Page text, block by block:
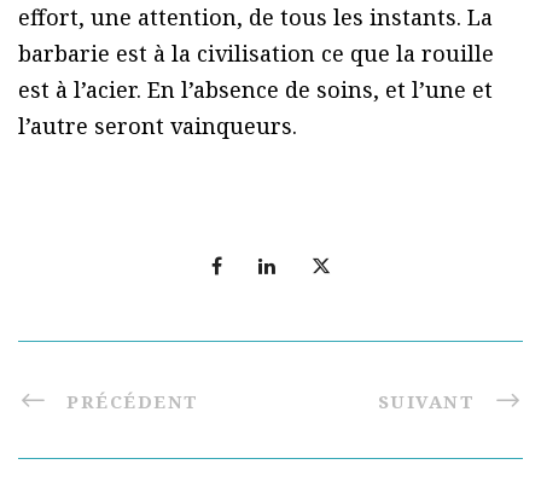
effort, une attention, de tous les instants. La
barbarie est à la civilisation ce que la rouille
est à l’acier. En l’absence de soins, et l’une et
l’autre seront vainqueurs.
PRÉCÉDENT SUIVANT